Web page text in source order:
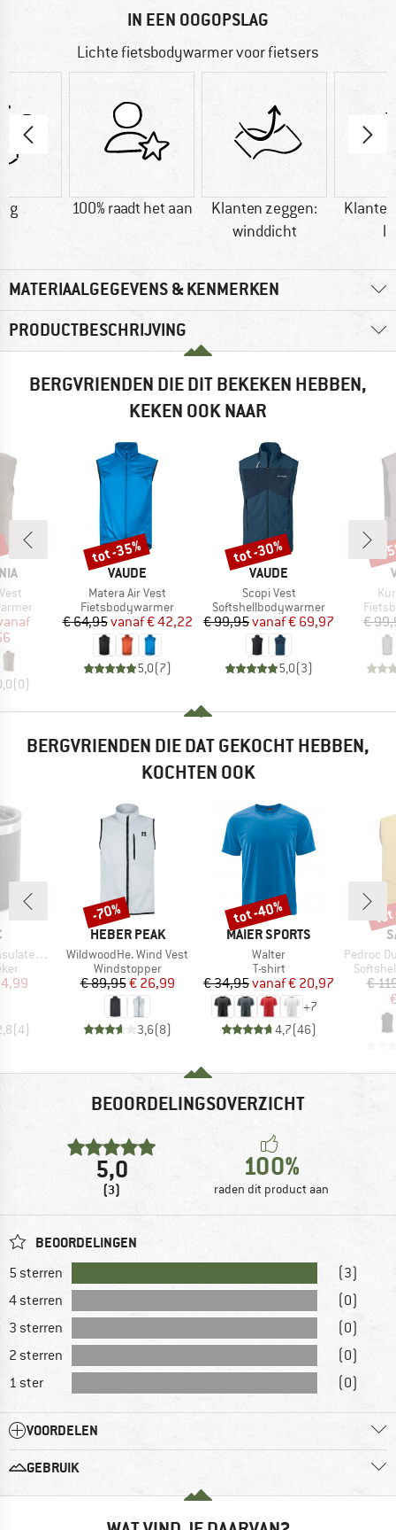
IN EEN OOGOPSLAG
Lichte fietsbodywarmer voor fietsers
g 100% raadt het aan
Klanten zeggen:
winddicht
MATERIAALGEGEVENS & KENMERKEN
PRODUCTBESCHRIJVING
BERGVRIENDEN DIE DIT BEKEKEN HEBBEN,
KEKEN OOK NAAR
prijs
(0)
MERK
VAUDE
Artikel
Matera Air Vest
Productgroep
Fietsbodywarmer
Prijs
€ 64,95 Verlaagde prijs
vanaf€ 42,22
5,0(7)
Korting
tot -35%
MERK
VAUDE
Artikel
Scopi Vest
Productgroep
Softshellbodywarmer
Prijs
€ 99,95 Verlaagde prijs
vanaf€ 69,97
5,0(3)
Korting
tot -30%
€
-
BERGVRIENDEN DIE DAT GEKOCHT HEBBEN,
KOCHTEN OOK
Mug
prijs
(4)
MERK
HEBER PEAK
Artikel
WildwoodHe. Wind Vest
Productgroep
Windstopper
Prijs
€ 89,95Verlaagde prijs
€ 26,99
3,6(8)
Korting
-70%
MERK
MAIER SPORTS
Artikel
Walter
Productgroep
T-shirt
Prijs
€ 34,95 Verlaagde prijs
vanaf€ 20,97
+7
4,7(46)
Korting
tot -40%
Artikel
Pedroc
€
BEOORDELINGSOVERZICHT
5,0
(3)
100%
raden dit product aan
BEOORDELINGEN
5 sterren
(3)
4 sterren
(0)
3 sterren
(0)
2 sterren
(0)
1 ster
(0)
VOORDELEN
GEBRUIK